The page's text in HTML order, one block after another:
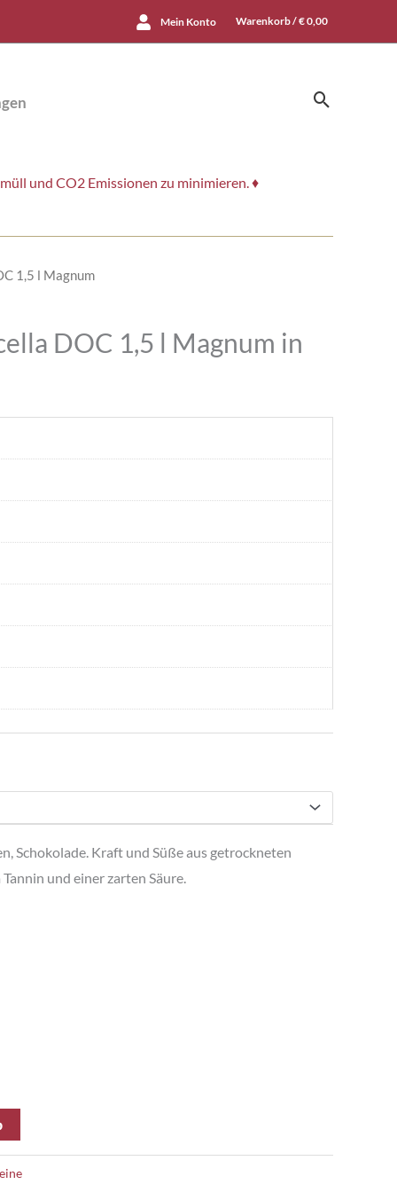
Mein Konto Warenkorb /€0,00
Suchen
und CO2 Emissionen zu minimieren. ♦
1,5 l Magnum
DOC 1,5 l Magnum in
Schokolade. Kraft und Süße aus getrockneten
und einer zarten Säure.